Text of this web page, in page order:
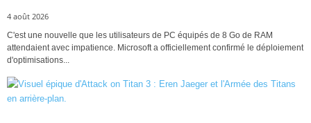
4 août 2026
C'est une nouvelle que les utilisateurs de PC équipés de 8 Go de RAM
attendaient avec impatience. Microsoft a officiellement confirmé le déploiement
d'optimisations...